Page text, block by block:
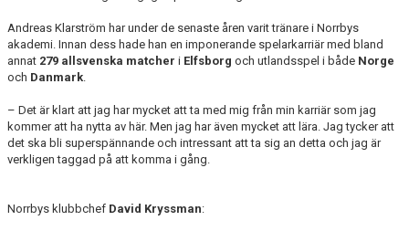
Andreas Klarström har under de senaste åren varit tränare i Norrbys
akademi. Innan dess hade han en imponerande spelarkarriär med bland
annat 279 allsvenska matcher i Elfsborg och utlandsspel i både Norge
och Danmark.
– Det är klart att jag har mycket att ta med mig från min karriär som jag
kommer att ha nytta av här. Men jag har även mycket att lära. Jag tycker att
det ska bli superspännande och intressant att ta sig an detta och jag är
verkligen taggad på att komma i gång.
Norrbys klubbchef David Kryssman: